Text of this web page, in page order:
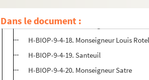
Dans le document :
H-BIOP-9-4-16. Johannes Ronge,
H-BIOP-9-4-17. Monseigneur Louis
H-BIOP-9-4-18. Monseigneur Louis
H-BIOP-9-4-19. Santeuil
H-BIOP-9-4-20. Monseigneur Satre